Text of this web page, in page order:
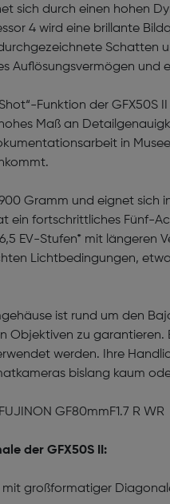
sich durch einen hohen
4 wird eine brillante
Schatten
Auflösungsvermögen und
Funktion der
Maß an
in
Gramm und eignet sich
ein fortschrittliches Fünf-
EV-Stufen* mit längeren
Lichtbedingungen,
ist rund um den
Objektiven zu
werden. Ihre
bislang kaum
GF80mmF1.7 R WR
der GFX50S II:
mit großformatiger